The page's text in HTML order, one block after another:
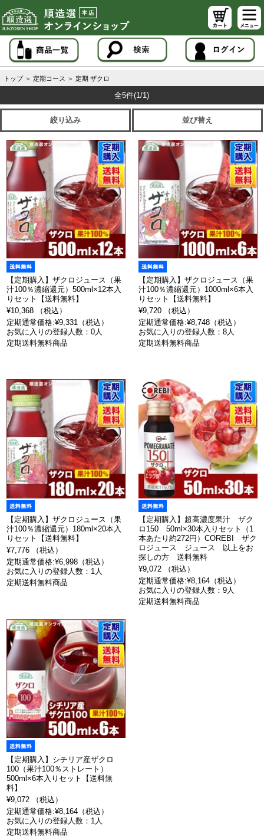
トップ ＞ 定期コース ＞ 定期 ザクロ
全5件(1/1)
絞り込み 並び替え
【定期購入】ザクロジュース（果
汁100％濃縮還元）500ml×12本入
りセット【送料無料】
¥10,368 （税込）
定期通常価格:¥9,331（税込）
お気に入りの登録人数：0人
定期送料無料商品
【定期購入】ザクロジュース（果
汁100％濃縮還元）1000ml×6本入
りセット【送料無料】
¥9,720 （税込）
定期通常価格:¥8,748（税込）
お気に入りの登録人数：8人
定期送料無料商品
【定期購入】ザクロジュース（果
汁100％濃縮還元）180ml×20本入
りセット【送料無料】
¥7,776 （税込）
定期通常価格:¥6,998（税込）
お気に入りの登録人数：1人
定期送料無料商品
【定期購入】超高濃度果汁 ザク
ロ150 50ml×30本入りセット（1
本あたり約272円）COREBI ザク
ロジュース ジュース 以上をお
探しの方 送料無料
¥9,072 （税込）
定期通常価格:¥8,164（税込）
お気に入りの登録人数：9人
定期送料無料商品
【定期購入】シチリア産ザクロ
100（果汁100％ストレート）
500ml×6本入りセット【送料無
料】
¥9,072 （税込）
定期通常価格:¥8,164（税込）
お気に入りの登録人数：1人
定期送料無料商品